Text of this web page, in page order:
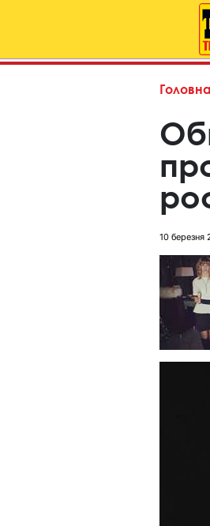
Головна
10 березня